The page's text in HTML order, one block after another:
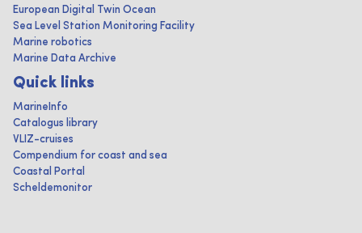
European Digital Twin Ocean
Sea Level Station Monitoring Facility
Marine robotics
Marine Data Archive
Quick links
MarineInfo
Catalogus library
VLIZ-cruises
Compendium for coast and sea
Coastal Portal
Scheldemonitor